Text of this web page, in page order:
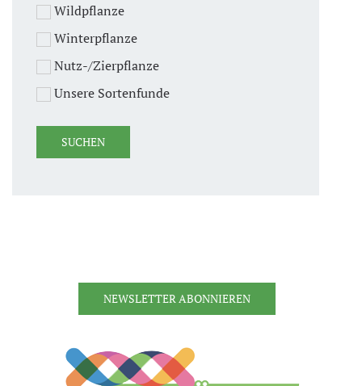
Wildpflanze
Winterpflanze
Nutz-/Zierpflanze
Unsere Sortenfunde
NEWSLETTER ABONNIEREN